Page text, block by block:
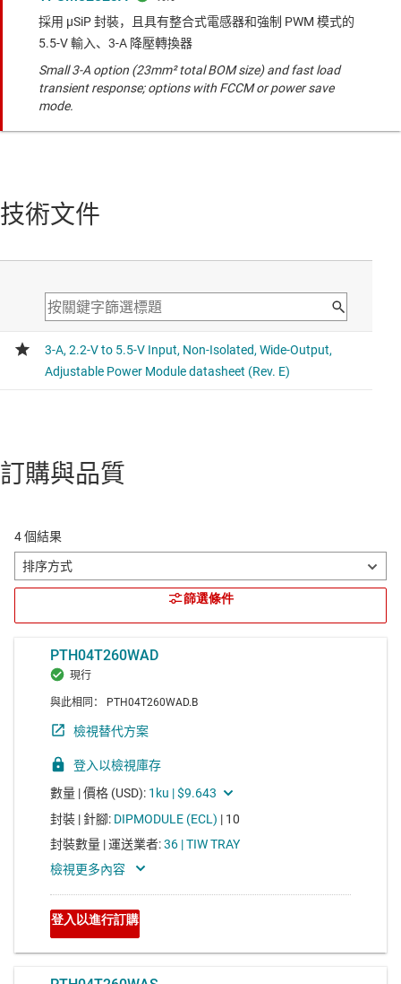
採用 µSiP 封裝，且具有整合式電感器和強制 PWM 模式的
5.5-V 輸入、3-A 降壓轉換器
Small 3-A option (23mm² total BOM size) and fast load
transient response; options with FCCM or power save
mode.
技術文件
訂購與品質